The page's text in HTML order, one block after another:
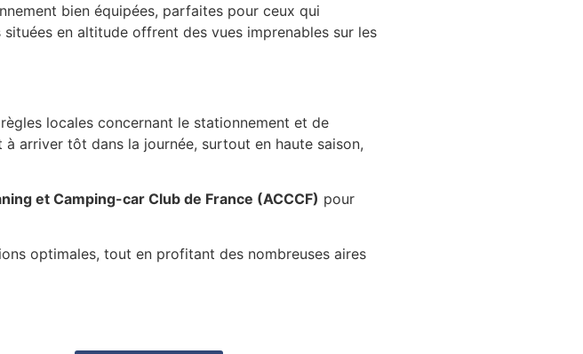
bien équipées, parfaites pour ceux qui
en altitude offrent des vues imprenables sur les
locales concernant le stationnement et de
arriver tôt dans la journée, surtout en haute saison,
et Camping-car Club de France (ACCCF) pour
optimales, tout en profitant des nombreuses aires